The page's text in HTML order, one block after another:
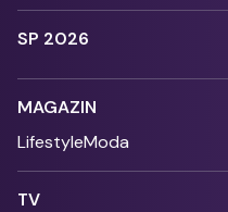
SP 2026
MAGAZIN
LifestyleModa
TV